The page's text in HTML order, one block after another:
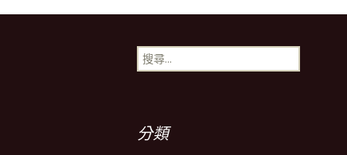
章
搜
尋
分類